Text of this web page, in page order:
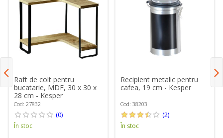
Raft de colt pentru
bucatarie, MDF, 30 x 30 x
28 cm - Kesper
Cod: 27832
(0)
În stoc
Recipient metalic pentru
cafea, 19 cm - Kesper
Cod: 38203
(2)
În stoc